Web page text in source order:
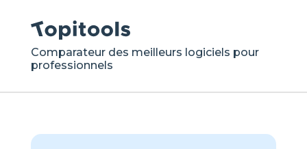
Comparateur des meilleurs logiciels pour
professionnels